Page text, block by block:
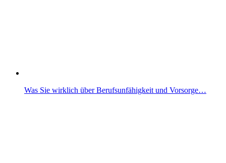
Was Sie wirklich über Berufsunfähigkeit und Vorsorge…